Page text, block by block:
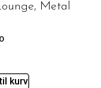
Metal
kurv